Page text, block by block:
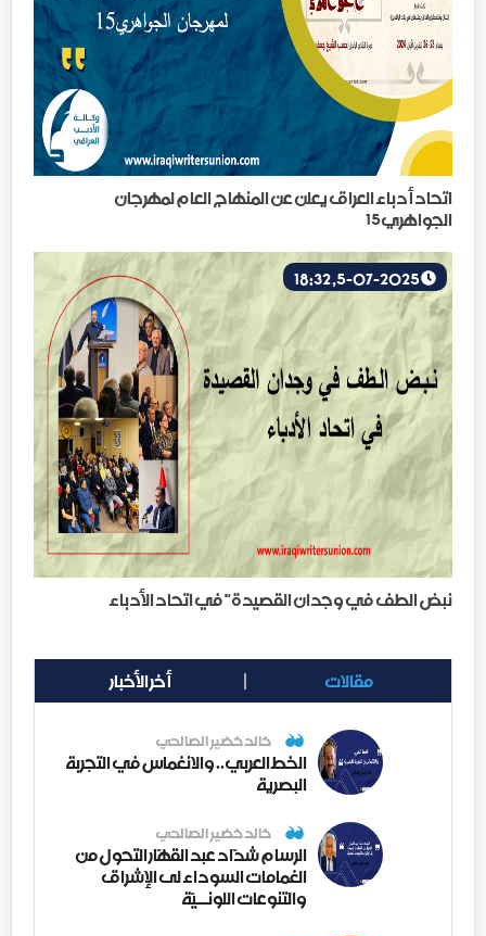
اتحاد أدباء العراق يعلن عن المنهاج العام لمهرجان
الجواهري15
نبض الطف في وجدان القصيدة" في اتحاد الأدباء
مقالات أخر الأخبار
خالد خضير الصالحي
الخط العربي.. والانغماس في التجربة
البصرية
خالد خضير الصالحي
الرسام شدّاد عبد القهّار التحول من
الغمامات السوداء لى الإشراق
والتنوعات اللونــيّة